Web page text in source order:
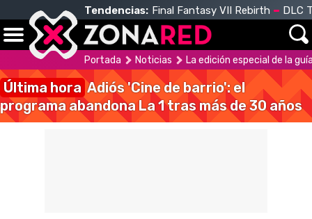
Tendencias: Final Fantasy VII Rebirth DLC
Portada Noticias La edición especial de la
Última hora Adiós 'Cine de barrio': el
programa abandona La 1 tras más de 30 años